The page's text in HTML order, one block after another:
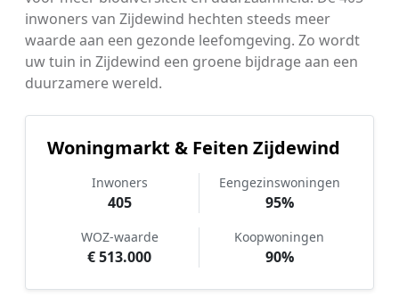
inwoners van Zijdewind hechten steeds meer
waarde aan een gezonde leefomgeving. Zo wordt
uw tuin in Zijdewind een groene bijdrage aan een
duurzamere wereld.
Woningmarkt & Feiten Zijdewind
Inwoners
405
Eengezinswoningen
95%
WOZ-waarde
€ 513.000
Koopwoningen
90%